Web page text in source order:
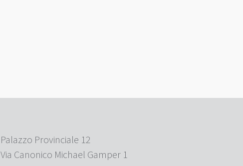
Palazzo Provinciale 12
Via Canonico Michael Gamper 1